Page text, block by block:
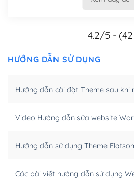
hóa nội dung cho SEO.
Khi bạn dùng WordPress để thiết
– Dễ dàng tùy chỉnh, sửa chữa
4.2/5 -
HƯỚNG DẪN SỬ DỤNG
Hướng dẫn cài đặt Theme sau khi
Video Hướng dẫn sửa website
Hướng dẫn sử dụng Theme
Các bài viết hướng dẫn sử dụng